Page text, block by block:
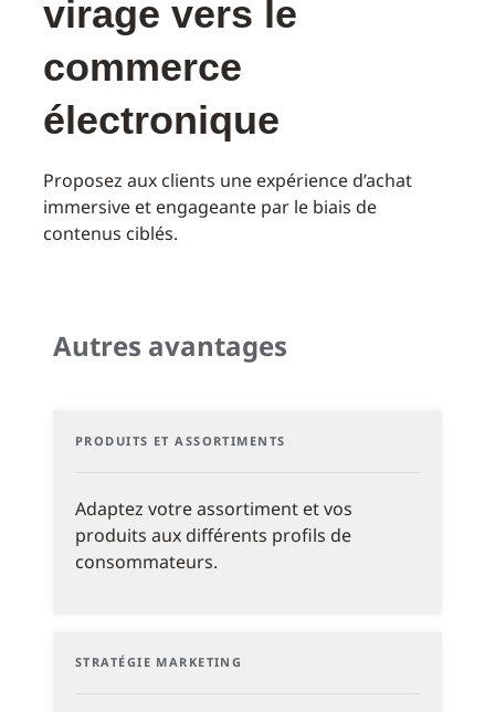
virage vers le
commerce
électronique
Proposez aux clients une expérience d’achat
immersive et engageante par le biais de
contenus ciblés.
Autres avantages
PRODUITS ET ASSORTIMENTS
Adaptez votre assortiment et vos
produits aux différents profils de
consommateurs.
STRATÉGIE MARKETING